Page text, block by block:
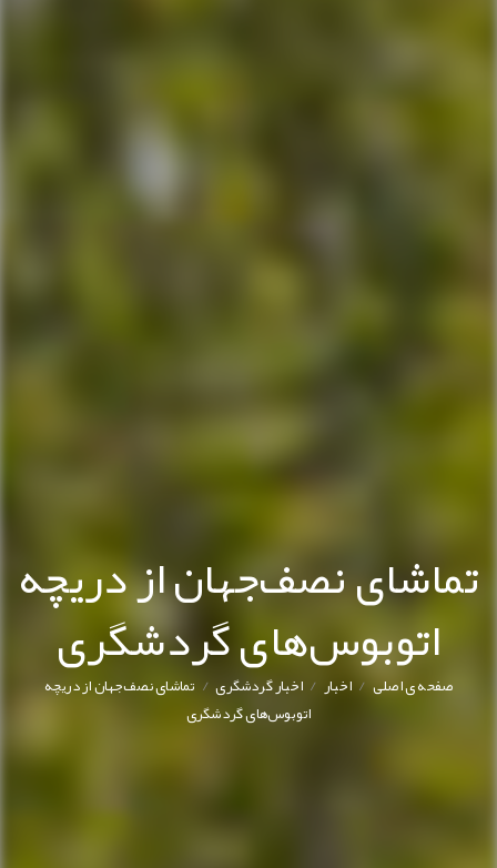
تماشای نصف‌جهان از دریچه
اتوبوس‌های گردشگری
صفحه ی اصلی/اخبار/ اخبار گردشگری/ تماشای نصف‌جهان از دریچه
اتوبوس‌های گردشگری